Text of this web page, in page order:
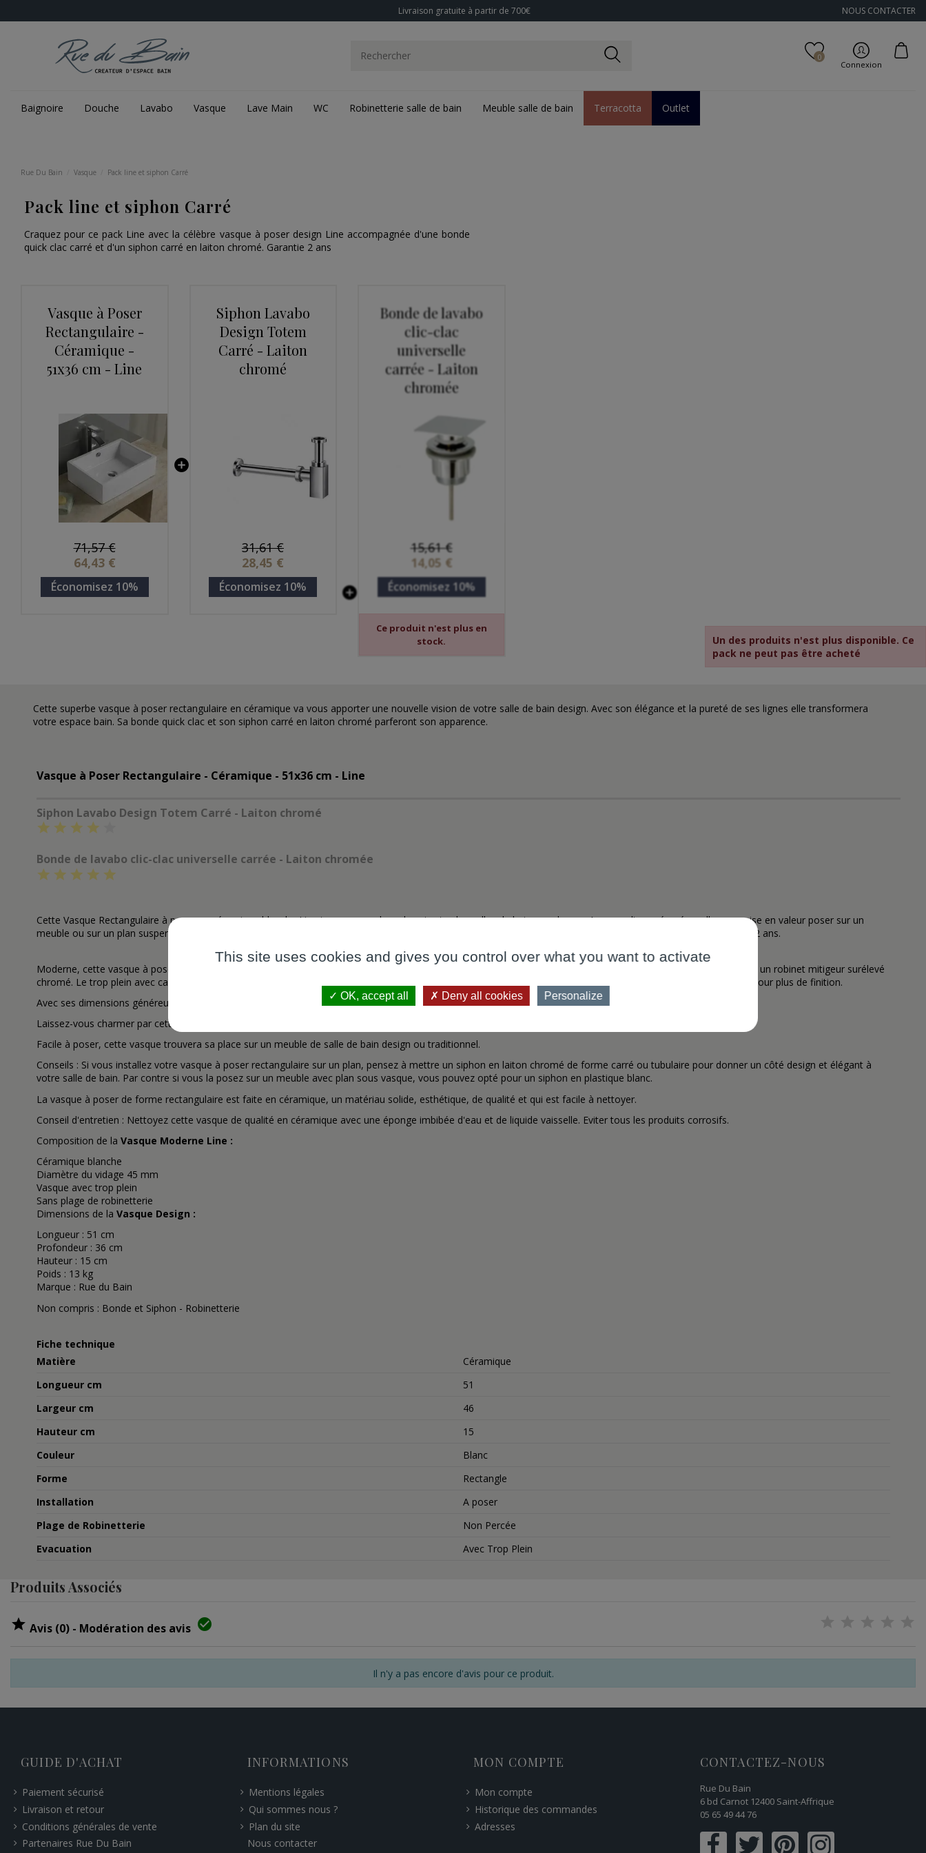
Livraison gratuite à partir de 700€ NOUS CONTACTER
0
Connexion
Baignoire Douche Lavabo Vasque Lave Main WC Robinetterie salle de bain Meuble salle de bain Terracotta Outlet
Rue Du Bain Vasque Pack line et siphon Carré
Pack line et siphon Carré
Craquez pour ce pack Line avec la célèbre vasque à poser design Line accompagnée d'une bonde
quick clac carré et d'un siphon carré en laiton chromé. Garantie 2 ans
Vasque à Poser
Rectangulaire -
Céramique -
51x36 cm - Line
71,57 €
64,43 €
Économisez 10%
Siphon Lavabo
Design Totem
Carré - Laiton
chromé
31,61 €
28,45 €
Économisez 10%
Bonde de lavabo
clic-clac
universelle
carrée - Laiton
chromée
15,61 €
14,05 €
Économisez 10%
Ce produit n'est plus en
stock.
Un des produits n'est plus disponible. Ce
pack ne peut pas être acheté
Cette superbe vasque à poser rectangulaire en céramique va vous apporter une nouvelle vision de votre salle de bain design. Avec son élégance et la pureté de ses lignes elle transformera
votre espace bain. Sa bonde quick clac et son siphon carré en laiton chromé parferont son apparence.
Vasque à Poser Rectangulaire - Céramique - 51x36 cm - Line
Siphon Lavabo Design Totem Carré - Laiton chromé
Bonde de lavabo clic-clac universelle carrée - Laiton chromée
Cette Vasque Rectangulaire à poser en céramiqueblanche Line trouvera sa place dans toutes les salles de bains modernes. Avec ses lignes épurées, elle sera mise en valeur poser sur un
meuble ou sur un plan suspendu. Vasque sans plage de robinetterie s'installe avec un robinet surélevé. Avec trop plein. Longueur 51 cm. Hauteur 15 cm. Garantie 2 ans.
Moderne, cette vasque à poser
rectangulaire en céramique de couleur blanche trouvera sa place poser sur un meuble ou sur un plan suspendu. Elle s'installe avec un robinet mitigeur surélevé
chromé. Le trop plein avec cache chromé dont elle est équipée lui permet d'éviter les débordements. Vous pourrez utiliser une bonde clic-clac de lavabo chromé pour plus de finition.
Avec ses dimensions généreuses, cette vasque en porcelaine s'intégrera parfaitement dans votre salle de bain design.
Laissez-vous charmer par cette
Facile à poser, cette vasque trouvera sa place sur un meuble de salle de bain design ou traditionnel.
Conseils : Si vous installez votre vasque à poserrectangulaire sur un plan, pensez à mettre un siphon en laiton chromé de forme carré ou tubulaire pour donner un côté design et élégant à
votre salle de bain. Par contre si vous la posez sur un meuble avec plan sous vasque, vous pouvez opté pour un siphon en plastique blanc.
La vasque à poser de forme rectangulaire est faite en céramique, un matériau solide, esthétique, de qualité et qui est facile à nettoyer.
Conseil d'entretien : Nettoyez cette vasque de qualité en céramique avec une éponge imbibée d'eau et de liquide vaisselle. Eviter tous les produits corrosifs.
Composition de la Vasque Moderne Line :
Céramique blanche
Diamètre du vidage 45 mm
Vasque avec trop plein
Sans plage de robinetterie
Dimensions de la Vasque Design :
Longueur : 51 cm
Profondeur : 36 cm
Hauteur : 15 cm
Poids : 13 kg
Marque : Rue du Bain
Non compris : Bonde et Siphon - Robinetterie
Fiche technique
Matière
Céramique
Longueur cm
51
Largeur cm
46
Hauteur cm
15
Couleur
Blanc
Forme
Rectangle
Installation
A poser
Plage de Robinetterie
Non Percée
Evacuation
Avec Trop Plein
Produits Associés
 Avis (0) - Modération des avis 
Il n'y a pas encore d'avis pour ce produit.
GUIDE D'ACHAT
Paiement sécurisé
Livraison et retour
Conditions générales de vente
Partenaires Rue Du Bain
INFORMATIONS
Mentions légales
Qui sommes nous ?
Plan du site
Nous contacter
MON COMPTE
Mon compte
Historique des commandes
Adresses
CONTACTEZ-NOUS
Rue Du Bain
6 bd Carnot 12400 Saint-Affrique
05 65 49 44 76
This site uses cookies and gives you control over what you want to activate
OK, accept all Deny all cookies Personalize